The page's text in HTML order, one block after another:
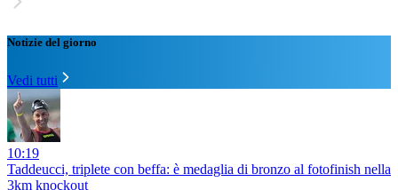
Notizie del giorno
Vedi tutti
10:19
Taddeucci, triplete con beffa: è medaglia di bronzo al fotofinish nella
3km knockout